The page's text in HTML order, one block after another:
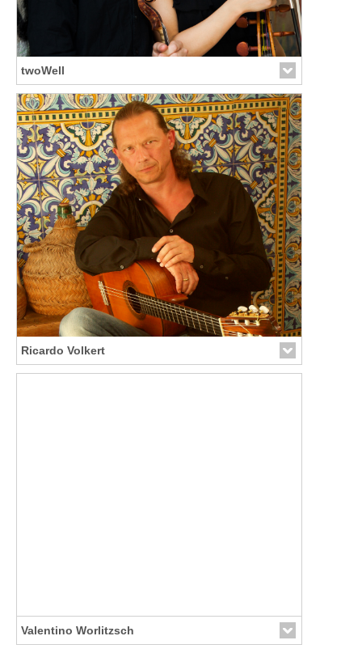
twoWell
Link zur Künstler-Seite
Ricardo Volkert
Valentino Worlitzsch